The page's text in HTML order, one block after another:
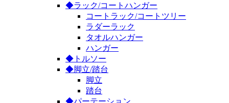
◆ラック/コートハンガー
コートラック/コートツリー
ラダーラック
タオルハンガー
ハンガー
◆トルソー
◆脚立/踏台
脚立
踏台